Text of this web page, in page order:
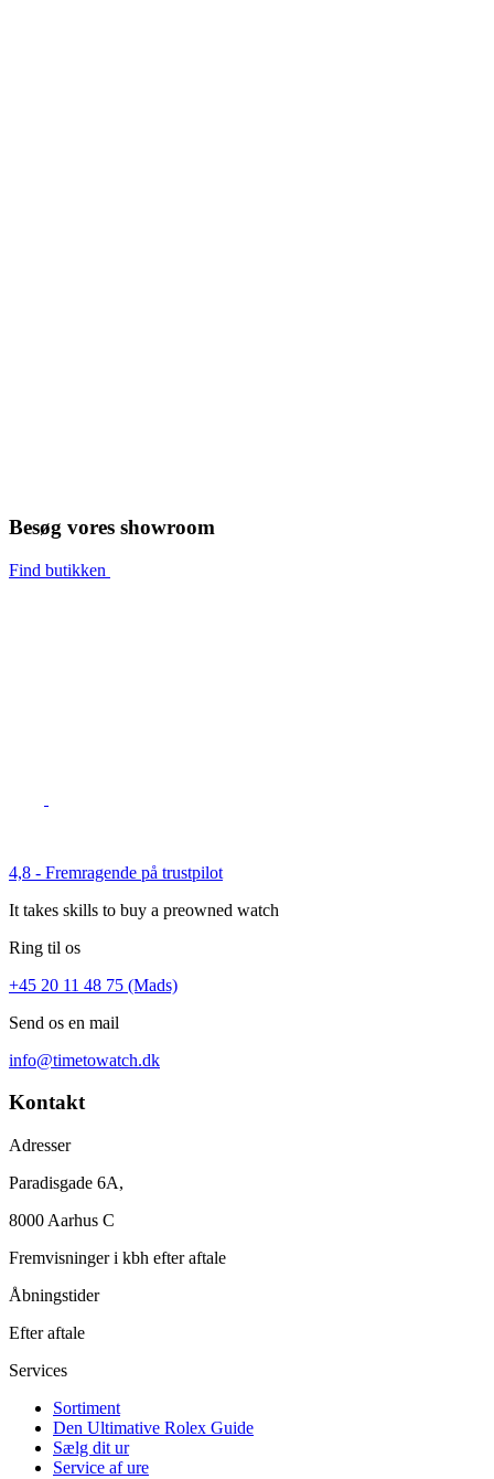
Besøg vores showroom
Find butikken
4,8 - Fremragende på trustpilot
It takes skills to buy a preowned watch
Ring til os
+45 20 11 48 75 (Mads)
Send os en mail
info@timetowatch.dk
Kontakt
Adresser
Paradisgade 6A,
8000 Aarhus C
Fremvisninger i kbh efter aftale
Åbningstider
Efter aftale
Services
Sortiment
Den Ultimative Rolex Guide
Sælg dit ur
Service af ure